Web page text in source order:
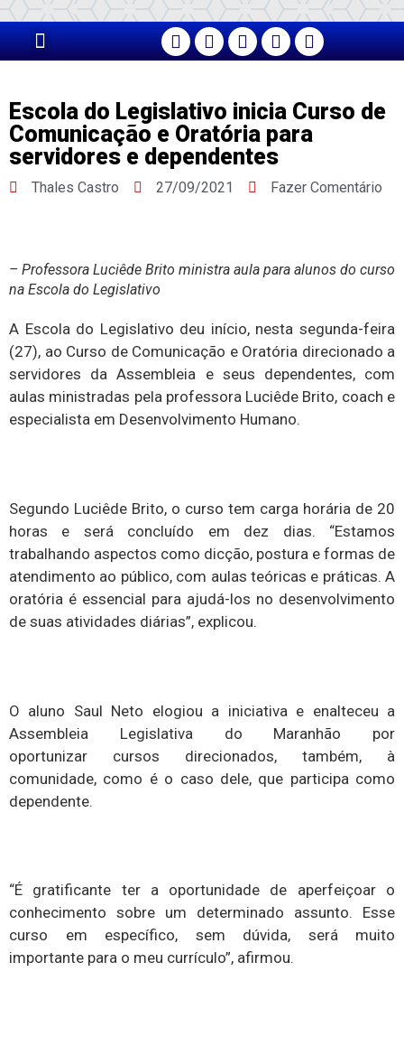
Escola do Legislativo inicia Curso de
Comunicação e Oratória para
servidores e dependentes
Thales Castro 27/09/2021 Fazer Comentário
– Professora Luciêde Brito ministra aula para alunos do curso
na Escola do Legislativo
A Escola do Legislativo deu início, nesta segunda-feira
(27), ao Curso de Comunicação e Oratória direcionado a
servidores da Assembleia e seus dependentes, com
aulas ministradas pela professora Luciêde Brito, coach e
especialista em Desenvolvimento Humano.
Segundo Luciêde Brito, o curso tem carga horária de 20
horas e será concluído em dez dias. “Estamos
trabalhando aspectos como dicção, postura e formas de
atendimento ao público, com aulas teóricas e práticas. A
oratória é essencial para ajudá-los no desenvolvimento
de suas atividades diárias”, explicou.
O aluno Saul Neto elogiou a iniciativa e enalteceu a
Assembleia Legislativa do Maranhão por
oportunizar cursos direcionados, também, à
comunidade, como é o caso dele, que participa como
dependente.
“É gratificante ter a oportunidade de aperfeiçoar o
conhecimento sobre um determinado assunto. Esse
curso em específico, sem dúvida, será muito
importante para o meu currículo”, afirmou.